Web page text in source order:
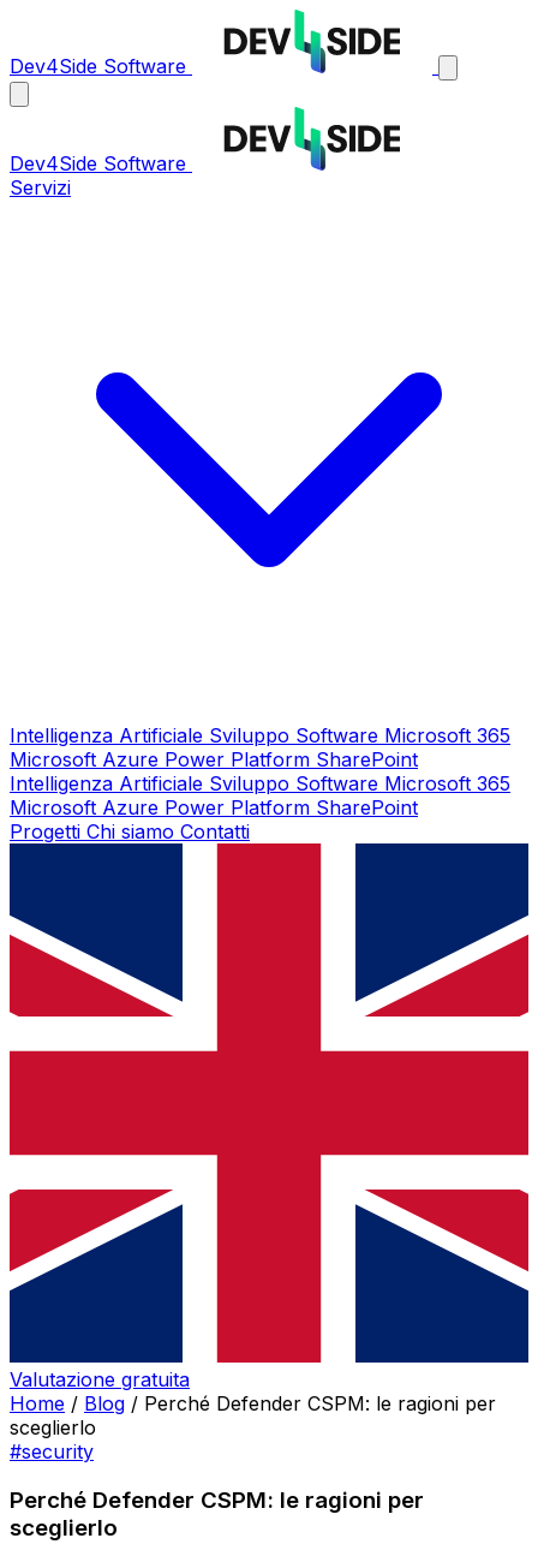
Dev4Side Software
Dev4Side Software
Servizi
Intelligenza Artificiale Sviluppo Software Microsoft 365
Microsoft Azure Power Platform SharePoint
Intelligenza Artificiale Sviluppo Software Microsoft 365
Microsoft Azure Power Platform SharePoint
Progetti Chi siamo Contatti
Valutazione gratuita
Home / Blog / Perché Defender CSPM: le ragioni per
sceglierlo
#security
Perché Defender CSPM: le ragioni per
sceglierlo